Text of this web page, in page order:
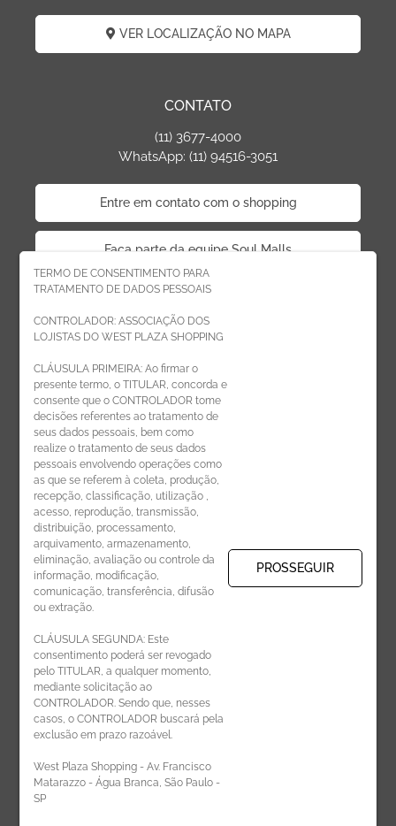
TERMO DE CONSENTIMENTO PARA
TRATAMENTO DE DADOS PESSOAIS
CONTROLADOR: ASSOCIAÇÃO DOS
LOJISTAS DO WEST PLAZA SHOPPING
CLÁUSULA PRIMEIRA: Ao firmar o
presente termo, o TITULAR, concorda e
consente que o CONTROLADOR tome
decisões referentes ao tratamento de
seus dados pessoais, bem como
realize o tratamento de seus dados
pessoais envolvendo operações como
as que se referem à coleta, produção,
recepção, classificação, utilização ,
acesso, reprodução, transmissão,
distribuição, processamento,
arquivamento, armazenamento,
eliminação, avaliação ou controle da
informação, modificação,
comunicação, transferência, difusão
ou extração.
CLÁUSULA SEGUNDA: Este
consentimento poderá ser revogado
pelo TITULAR, a qualquer momento,
mediante solicitação ao
CONTROLADOR. Sendo que, nesses
casos, o CONTROLADOR buscará pela
exclusão em prazo razoável.
West Plaza Shopping - Av. Francisco
Matarazzo - Água Branca, São Paulo -
SP
PROSSEGUIR
VER LOCALIZAÇÃO NO MAPA
CONTATO
(11) 3677-4000
WhatsApp: (11) 94516-3051
Entre em contato com o shopping
Faça parte da equipe Soul Malls
Faça parte da equipe West Plaza
Politica de privacidade
Código de Ética de Parceiros
CADASTRE-SE
Receba novidades por e-mail: